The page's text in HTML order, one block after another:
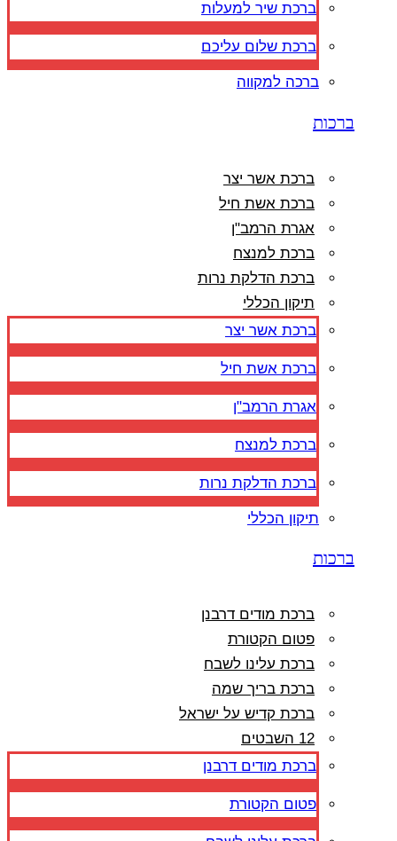
ברכת שיר למעלות
ברכת שלום עליכם
ברכה למקווה
ברכות
ברכת אשר יצר
ברכת אשת חיל
אגרת הרמב"ן
ברכת למנצח
ברכת הדלקת נרות
תיקון הכללי
ברכת אשר יצר
ברכת אשת חיל
אגרת הרמב"ן
ברכת למנצח
ברכת הדלקת נרות
תיקון הכללי
ברכות
ברכת מודים דרבנן
פטום הקטורת
ברכת עלינו לשבח
ברכת בריך שמה
ברכת קדיש על ישראל
12 השבטים
ברכת מודים דרבנן
פטום הקטורת